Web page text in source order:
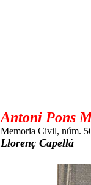
Antoni Pons
Memoria Civil, núm.
Llorenç Capellà